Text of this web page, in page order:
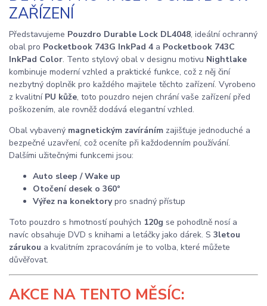
ZAŘÍZENÍ
Představujeme Pouzdro Durable Lock DL4048, ideální ochranný
obal pro Pocketbook 743G InkPad 4 a Pocketbook 743C
InkPad Color. Tento stylový obal v designu motivu Nightlake
kombinuje moderní vzhled a praktické funkce, což z něj činí
nezbytný doplněk pro každého majitele těchto zařízení. Vyrobeno
z kvalitní PU kůže, toto pouzdro nejen chrání vaše zařízení před
poškozením, ale rovněž dodává elegantní vzhled.
Obal vybavený magnetickým zavíráním zajišťuje jednoduché a
bezpečné uzavření, což oceníte při každodenním používání.
Dalšími užitečnými funkcemi jsou:
Auto sleep / Wake up
Otočení desek o 360°
Výřez na konektorypro snadný přístup
Toto pouzdro s hmotností pouhých 120g se pohodlně nosí a
navíc obsahuje DVD s knihami a letáčky jako dárek. S 3letou
zárukou a kvalitním zpracováním je to volba, které můžete
důvěřovat.
AKCE NA TENTO MĚSÍC: